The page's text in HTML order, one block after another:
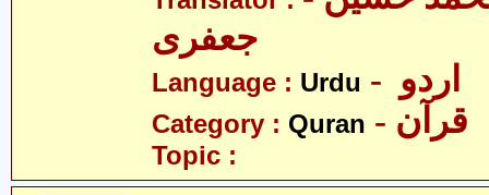
جعفری
Language : Urdu
Category : Quran - قرآن
Topic :